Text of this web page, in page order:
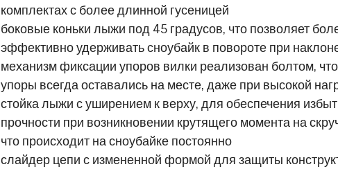
комплектах с более длинной гусеницей
боковые коньки лыжи под 45 градусов, что позволяет
эффективно удерживать сноубайк в повороте при
механизм фиксации упоров вилки реализован болтом,
упоры всегда оставались на месте, даже при высокой
стойка лыжи с уширением к верху, для обеспечения
прочности при возникновении крутящего момента на
что происходит на сноубайке постоянно
слайдер цепи с измененной формой для защиты